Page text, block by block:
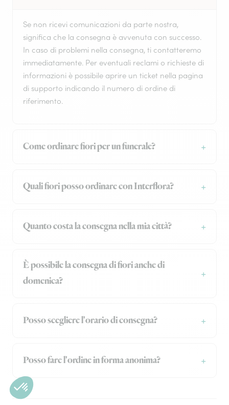
Se non ricevi comunicazioni da parte nostra,
significa che la consegna è avvenuta con successo.
In caso di problemi nella consegna, ti contatteremo
immediatamente. Per eventuali reclami o richieste di
informazioni è possibile aprire un ticket nella pagina
di supporto indicando il numero di ordine di
riferimento.
Come ordinare fiori per un funerale?
Quali fiori posso ordinare con Interflora?
Quanto costa la consegna nella mia città?
È possibile la consegna di fiori anche di
domenica?
Posso scegliere l'orario di consegna?
Posso fare l'ordine in forma anonima?